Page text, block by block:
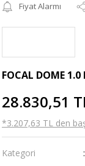
Fiyat Alarmı
FOCAL DOME
28.830,51
*3.207,63 TL den
Kategori